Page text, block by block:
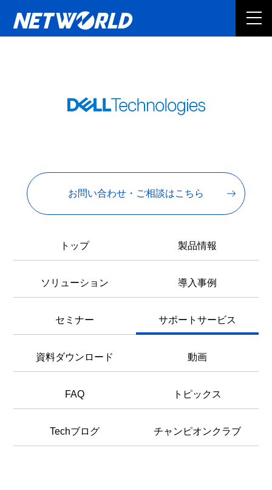
お問い合わせ・ご相談はこちら
トップ 製品情報
ソリューション 導入事例
セミナー サポートサービス
資料ダウンロード 動画
FAQ トピックス
Techブログ チャンピオンクラブ